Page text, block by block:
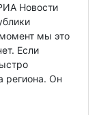
Новости
мы это
Если
региона. Он